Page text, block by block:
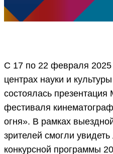
С 17 по 22 февраля 2025
центрах науки и
состоялась
фестиваля
огня». В рамках
зрителей смогли
конкурсной программы